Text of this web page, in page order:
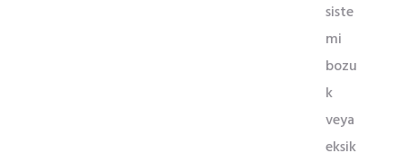
siste
mi
bozu
k
veya
eksik